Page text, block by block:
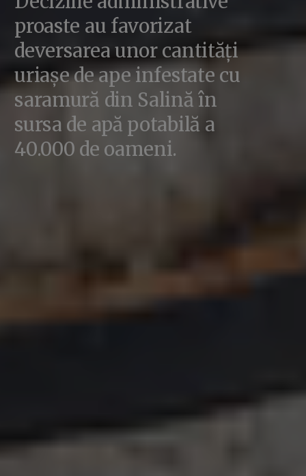
proaste au favorizat
deversarea unor cantități
uriașe de ape infestate cu
saramură din Salină în
sursa de apă potabilă a
40.000 de oameni.